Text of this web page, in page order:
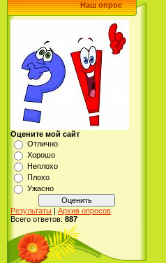
Наш опрос
Оцените мой сайт
Отлично
Хорошо
Неплохо
Плохо
Ужасно
Результаты | Архив опросов
Всего ответов: 887